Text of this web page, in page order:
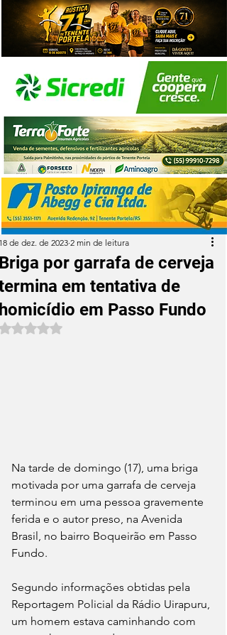
por garrafa de cerveja
em tentativa de
em Passo Fundo
de dez. de 2023 2 min de leitura
Avaliado com NaN de 5 estrelas.
Na tarde de domingo (17), uma briga
motivada por uma garrafa de cerveja
terminou em uma pessoa gravemente
ferida e o autor preso, na Avenida
Brasil, no bairro Boqueirão em Passo
Fundo.
Segundo informações obtidas pela
Reportagem Policial da Rádio Uirapuru,
um homem estava caminhando com